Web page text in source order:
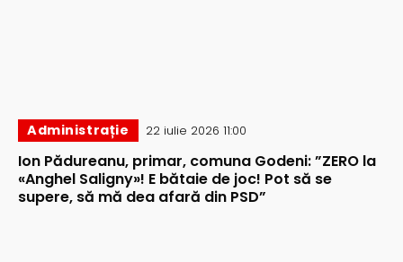
Administrație 22 iulie 2026 11:00
Ion Pădureanu, primar, comuna Godeni: ”ZERO la
«Anghel Saligny»! E bătaie de joc! Pot să se
supere, să mă dea afară din PSD”